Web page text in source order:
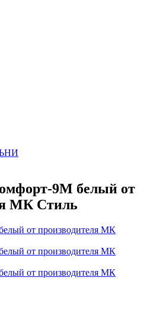
9М белый от
МК Стиль